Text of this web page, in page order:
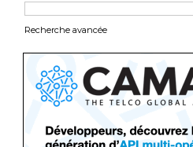
Recherche avancée